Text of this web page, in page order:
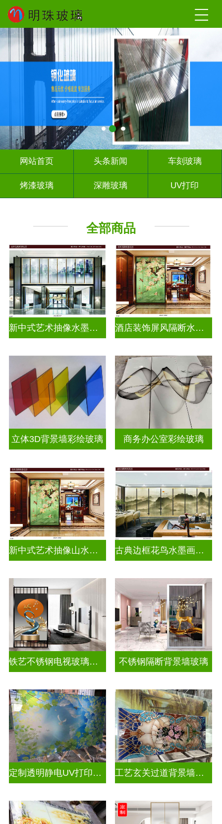
网站首页 头条新闻 车刻玻璃
烤漆玻璃 深雕玻璃 UV打印
全部商品
新中式艺术抽像水墨画玻璃 酒店装饰屏风隔断水墨山水画玻璃
立体3D背景墙彩绘玻璃 商务办公室彩绘玻璃
新中式艺术抽像山水画玻璃 古典边框花鸟水墨画玻璃
铁艺不锈钢电视玻璃背景墙 不锈钢隔断背景墙玻璃
定制透明静电UV打印加工 工艺玄关过道背景墙画uv打印玻璃